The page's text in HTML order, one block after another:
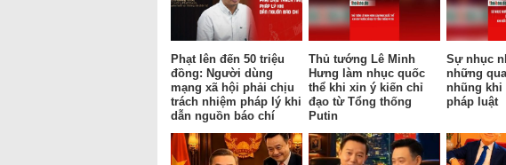
Phạt lên đến 50 triệu
đồng: Người dùng
mạng xã hội phải chịu
trách nhiệm pháp lý khi
dẫn nguồn báo chí
Thủ tướng Lê Minh
Hưng làm nhục quốc
thể khi xin ý kiến chỉ
đạo từ Tổng thống
Putin
Sự nhục
những
nhũng khi
pháp luật